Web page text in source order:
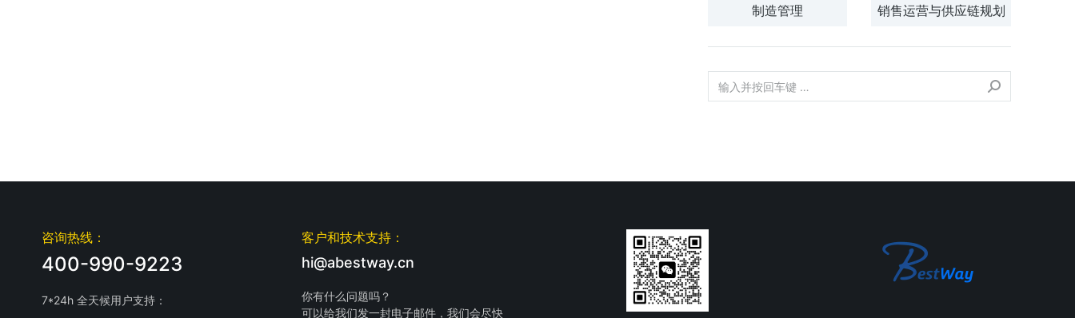
制造管理 销售运营与供应链规划
咨询热线：
400-990-9223
7*24h 全天候用户支持：
客户和技术支持：
hi@abestway.cn
你有什么问题吗？
可以给我们发一封电子邮件，我们会尽快